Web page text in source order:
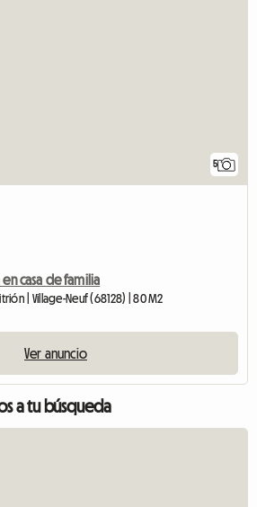
5
casa de familia
| Village-Neuf (68128) | 80 M2
Ver anuncio
a tu búsqueda